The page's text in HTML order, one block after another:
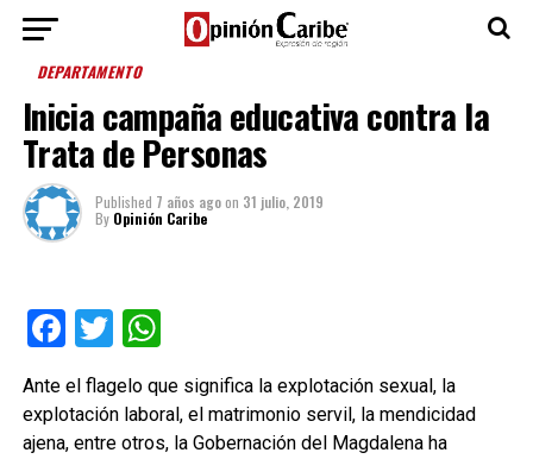
DEPARTAMENTO
Inicia campaña educativa contra la
Trata de Personas
Published 7 años agoon 31 julio, 2019
By Opinión Caribe
Facebook
TwitterWhatsApp
Ante el flagelo que significa la explotación sexual, la
explotación laboral, el matrimonio servil, la mendicidad
ajena, entre otros, la Gobernación del Magdalena ha